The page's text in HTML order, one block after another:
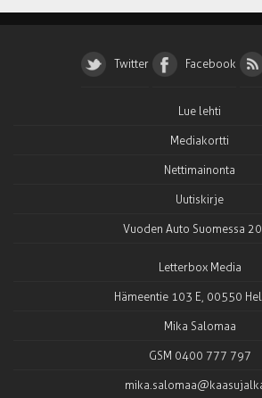
Twitter Facebook
Lue lehti
Mediakortti
Nettimainonta
Uutiskirje
Vuoden Auto Suomessa
Letterbox Media
Hämeentie 103 E, 00550
Mika Salomaa
GSM 0400 777 797